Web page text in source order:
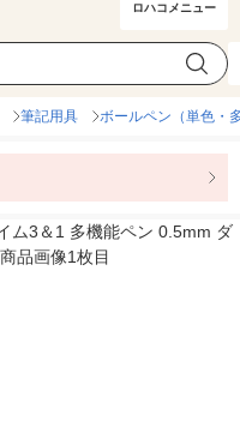
ロハコメニュー
筆記用具 ボールペン（単色・